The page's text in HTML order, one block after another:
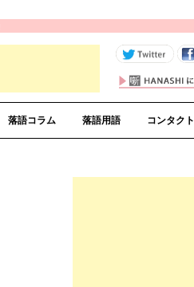
落語コラム 落語用語 コンタクト